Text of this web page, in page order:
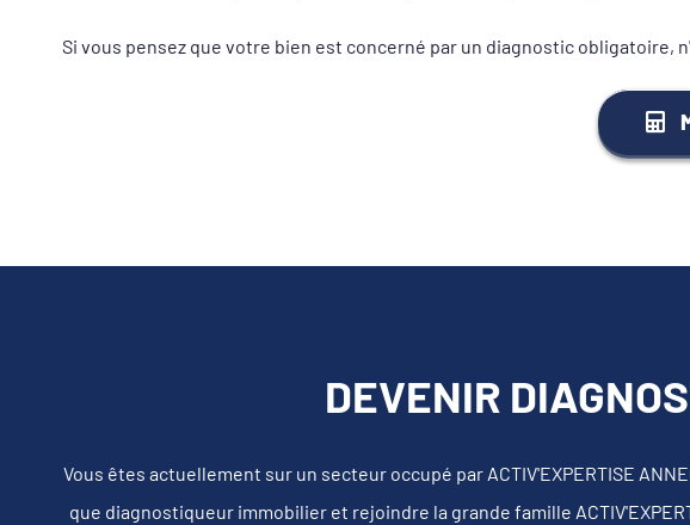
Si vous pensez que votre bien est concerné par un diagnostic obligatoire,
DEVENIR
Vous êtes actuellement sur un secteur occupé par ACTIV'EXPERTISE
que diagnostiqueur immobilier et rejoindre la grande famille